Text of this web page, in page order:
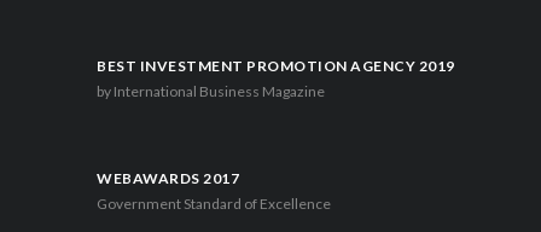
BEST INVESTMENT PROMOTION AGENCY 2019
by International Business Magazine
WEBAWARDS 2017
Government Standard of Excellence